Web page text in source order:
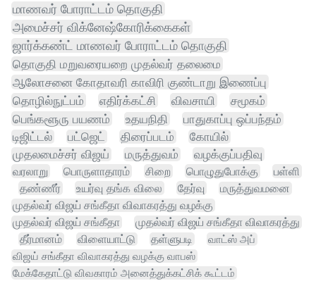
மாணவர் போராட்டம் தொகுதி
அமைச்சர் விக்னேஷ்கோரிக்கைகள்
ஜார்க்கண்ட் மாணவர் போராட்டம் தொகுதி
தொகுதி மறுவரையறை முதல்வர் தலைமை
ஆலோசனை கோதாவரி காவிரி குண்டாறு இணைப்பு
தொழில்நுட்பம்
எதிர்க்கட்சி விவசாயி
சமூகம்
பெங்களூரு பயணம்
உதயநிதி
பாதுகாப்பு ஒப்பந்தம்
டிஜிட்டல்
பட்ஜெட் திரைப்படம்
கோயில்
முதலமைச்சர் விஜய்
மருத்துவம்
வழக்குப்பதிவு
வரலாறு
பொருளாதாரம் சிறை பொழுதுபோக்கு
பள்ளி
தண்ணீர்
உயர்வு தங்க விலை தேர்வு
மருத்துவமனை
முதல்வர் விஜய் சங்கீதா விவாகரத்து வழக்கு
முதல்வர் விஜய் சங்கீதா
முதல்வர் விஜய் சங்கீதா விவாகரத்து
தீர்மானம்
விளையாட்டு தள்ளுபடி
வாட்ஸ் அப்
விஜய் சங்கீதா விவாகரத்து வழக்கு வாபஸ்
மேக்கேதாட்டு விவகாரம் அனைத்துக்கட்சிக் கூட்டம்